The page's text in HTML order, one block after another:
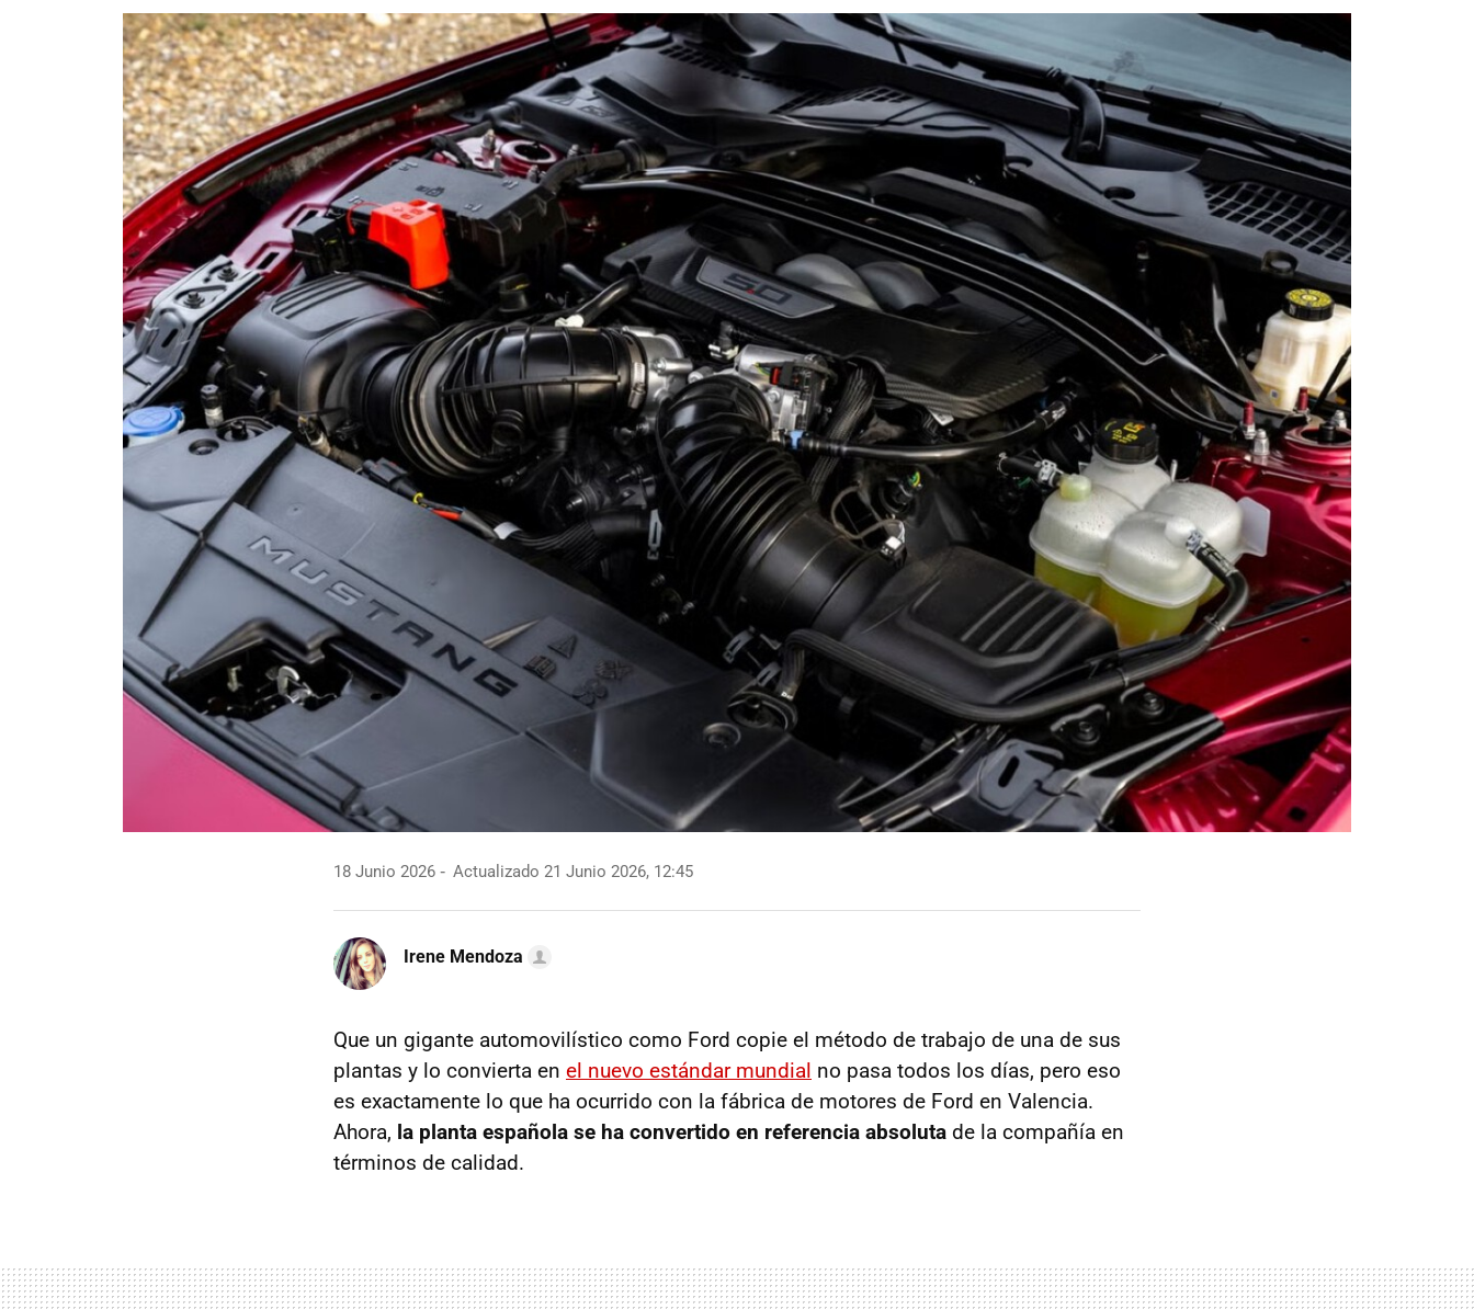
MAIL
18 Junio 2026 Actualizado 21 Junio 2026, 12:45
Irene Mendoza
Que un gigante automovilístico como Ford copie el método de trabajo de una de sus
plantas y lo convierta en el nuevo estándar mundial no pasa todos los días, pero eso
es exactamente lo que ha ocurrido con la fábrica de motores de Ford en Valencia.
Ahora, la planta española se ha convertido en referencia absoluta de la compañía en
términos de calidad.